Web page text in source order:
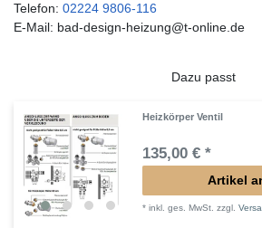
Telefon: 02224 9806-116
E-Mail: bad-design-heizung@t-online.de
Dazu passt
Heizkörper Ventil
135,00 € *
Artikel
*inkl. ges. MwSt. zzgl.